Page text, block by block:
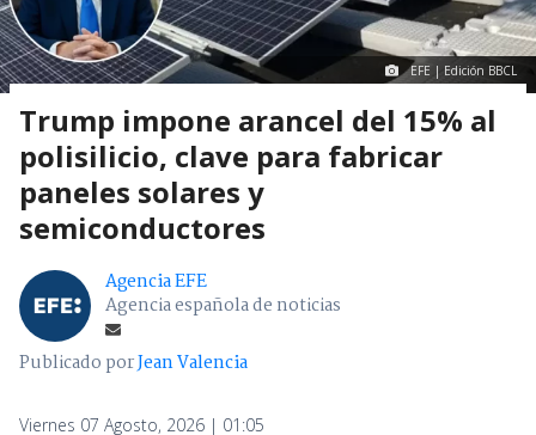
EFE | Edición BBCL
Trump impone arancel del 15% al
polisilicio, clave para fabricar
paneles solares y
semiconductores
Agencia EFE
Agencia española de noticias
Publicado porJean Valencia
Viernes 07 Agosto, 2026 | 01:05